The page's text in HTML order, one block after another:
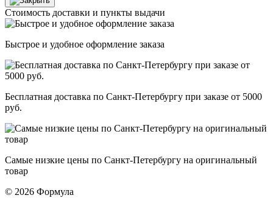
Стоимость доставки и пункты выдачи
Быстрое и удобное оформление заказа
Бесплатная доставка по Санкт-Петербургу при заказе от 5000
руб.
Самые низкие цены по Санкт-Петербургу на оригинальный
товар
© 2026 Формула